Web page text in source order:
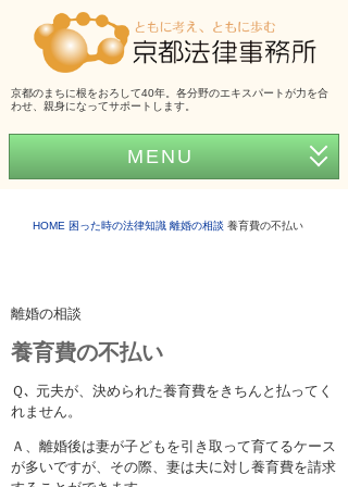
京都のまちに根をおろして40年。各分野のエキスパートが力を合
わせ、親身になってサポートします。
MENU
くらしの法律シリーズ
事務所だより
HOME 困った時の法律知識 離婚の相談 養育費の不払い
離婚の相談
養育費の不払い
Ｑ､ 元夫が、決められた養育費をきちんと払ってく
れません。
Ａ、離婚後は妻が子どもを引き取って育てるケース
が多いですが、その際、妻は夫に対し養育費を請求